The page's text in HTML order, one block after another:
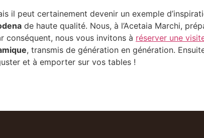
il peut certainement devenir un exemple
de haute qualité. Nous, à l’Acetaia Marchi,
conséquent, nous vous invitons à réserver une
, transmis de génération en génération.
et à emporter sur vos tables !